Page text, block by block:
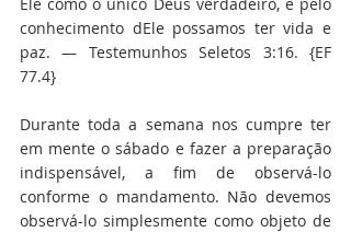
conhecimento dEle possamos ter vida e
paz. — Testemunhos Seletos 3:16. {EF
77.4}
Durante toda a semana nos cumpre ter
em mente o sábado e fazer a preparação
indispensável, a fim de observá-lo
conforme o mandamento. Não devemos
observá-lo simplesmente como objeto de